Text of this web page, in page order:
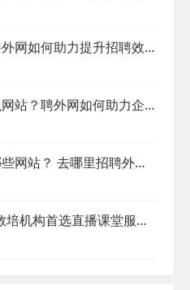
招聘外教，聘外网如何助力提升招聘效率？
招外教去什么网站？聘外网如何助力企业外教招聘
招聘外教有哪些网站？ 去哪里招聘外教？
ClassIn在线教培机构首选直播课堂服务商